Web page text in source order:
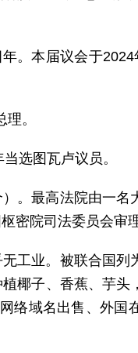
。本届议会于
。
选图瓦卢议员。
。最高法院由一
密院司法委员会审理
工业。被联合国
椰子、香蕉、芋头
络域名出售、外国